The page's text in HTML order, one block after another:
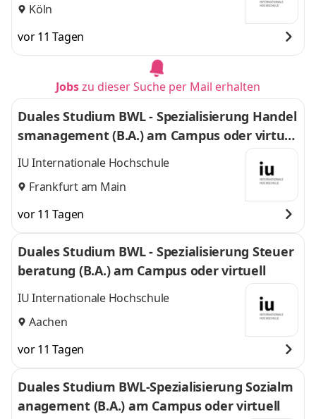
Köln
vor 11 Tagen
Jobszu dieser Suche per Mail erhalten
Duales Studium BWL - Spezialisierung Handel
smanagement (B.A.) am Campus oder virtuel
l
IU Internationale Hochschule
Frankfurt am Main
vor 11 Tagen
Duales Studium BWL - Spezialisierung Steuer
beratung (B.A.) am Campus oder virtuell
IU Internationale Hochschule
Aachen
vor 11 Tagen
Duales Studium BWL-Spezialisierung Sozialm
anagement (B.A.) am Campus oder virtuell